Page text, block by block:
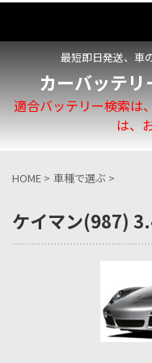
最短即日発送、車
カーバッテ
適合バッテリー検索は
は、
HOME > 車種で選ぶ >
ケイマン(987)